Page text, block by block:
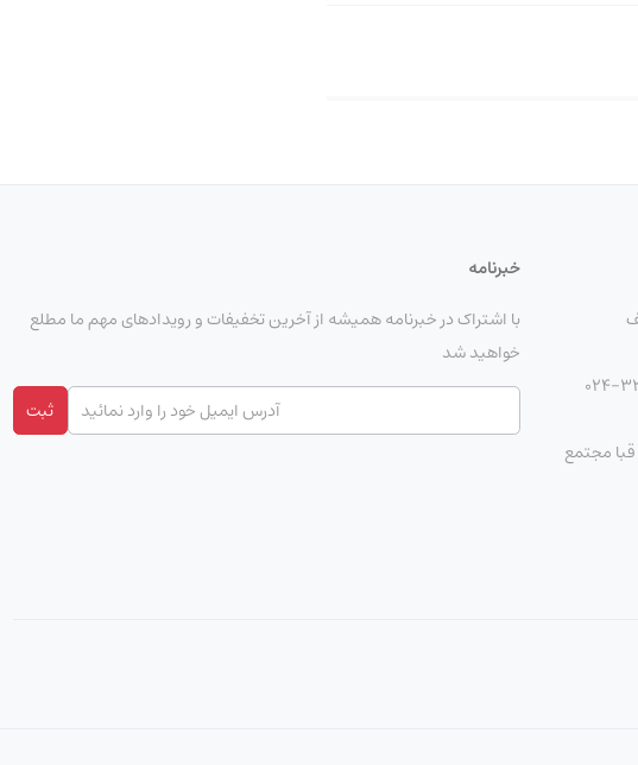
مجتمع
خبرنامه
با اشتراک در خبرنامه همیشه از آخرین تخفیفات و رویدادهای مهم ما مطلع
خواهید شد
ثبت